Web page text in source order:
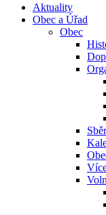
Aktuality
Obec a Úřad
Obec